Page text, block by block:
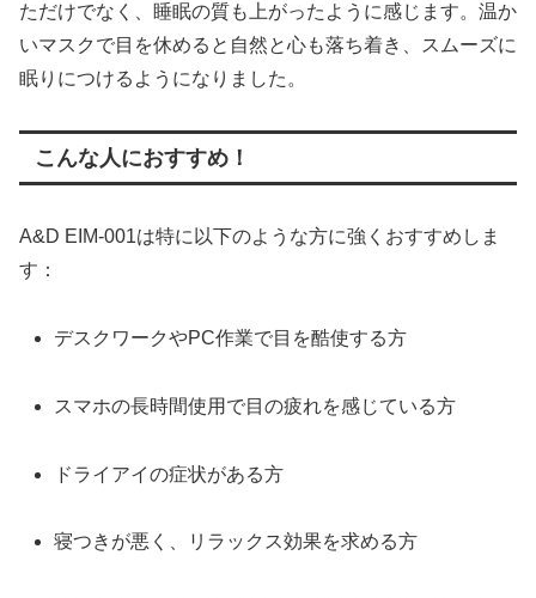
ただけでなく、睡眠の質も上がったように感じます。温か
いマスクで目を休めると自然と心も落ち着き、スムーズに
眠りにつけるようになりました。
こんな人におすすめ！
A&D EIM-001は特に以下のような方に強くおすすめしま
す：
デスクワークやPC作業で目を酷使する方
スマホの長時間使用で目の疲れを感じている方
ドライアイの症状がある方
寝つきが悪く、リラックス効果を求める方